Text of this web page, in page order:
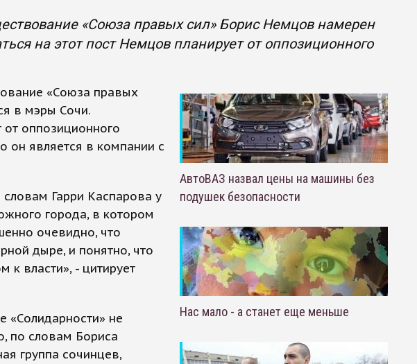
«Союза правых сил» Борис Немцов намерен
на этот пост Немцов планирует от оппозиционного
«Союза правых
в мэры Сочи.
от оппозиционного
он является в компании с
Гарри Каспарова у
города, в котором
очевидно, что
дыре, и понятно, что
власти», - цитирует
«Солидарности» не
по словам Бориса
группа сочинцев,
АвтоВАЗ назвал цены на машины без
подушек безопасности
Нас мало - а станет еще меньше